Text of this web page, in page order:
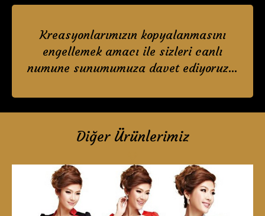
Kreasyonlarımızın kopyalanmasını
engellemek amacı ile sizleri canlı
numune sunumumuza davet ediyoruz…
Diğer Ürünlerimiz